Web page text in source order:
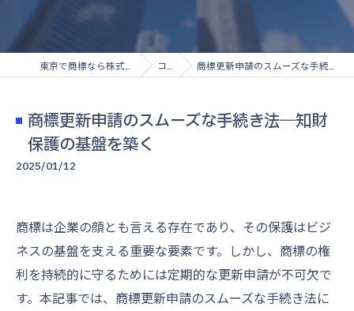
コラム 商標更新申請のスムーズな手続き法―知財保護の基盤を築く
商標更新申請のスムーズな手続き法―知財
保護の基盤を築く
2025/01/12
商標は企業の顔とも言える存在であり、その保護はビジ
ネスの基盤を支える重要な要素です。しかし、商標の権
利を持続的に守るためには定期的な更新申請が不可欠で
す。本記事では、商標更新申請のスムーズな手続き法に